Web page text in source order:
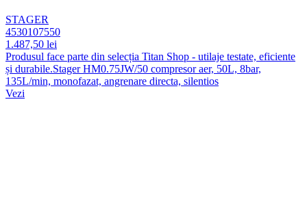
STAGER
4530107550
1.487,50 lei
Produsul face parte din selecția Titan Shop - utilaje testate, eficiente
și durabile.Stager HM0.75JW/50 compresor aer, 50L, 8bar,
135L/min, monofazat, angrenare directa, silentios
Vezi